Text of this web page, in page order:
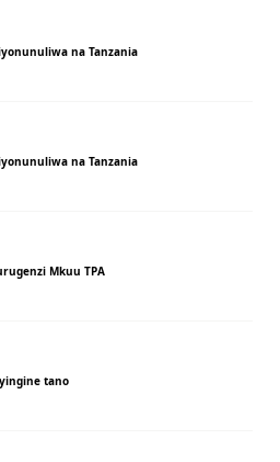
na Tanzania
na Tanzania
Mkuu TPA
tano